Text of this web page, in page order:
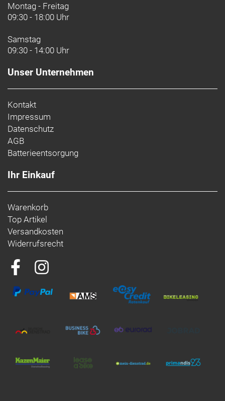
Montag - Freitag
09:30 - 18:00 Uhr
Samstag
09:30 - 14:00 Uhr
Unser Unternehmen
Kontakt
Impressum
Datenschutz
AGB
Batterieentsorgung
Ihr Einkauf
Warenkorb
Top Artikel
Versandkosten
Widerrufsrecht